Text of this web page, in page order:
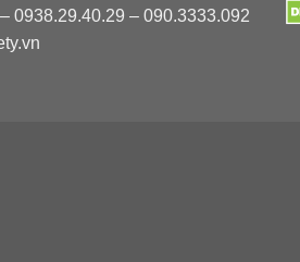
0938.29.40.29 – 090.3333.092